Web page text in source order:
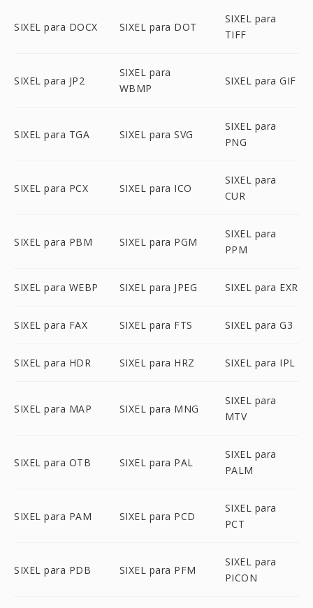
SIXEL para DOCX SIXEL para DOT
SIXEL para
TIFF
SIXEL para JP2
SIXEL para
WBMP
SIXEL para GIF
SIXEL para TGA SIXEL para SVG
SIXEL para
PNG
SIXEL para PCX SIXEL para ICO
SIXEL para
CUR
SIXEL para PBM SIXEL para PGM
SIXEL para
PPM
SIXEL para WEBP SIXEL para JPEG SIXEL para EXR
SIXEL para FAX SIXEL para FTS SIXEL para G3
SIXEL para HDR SIXEL para HRZ SIXEL para IPL
SIXEL para MAP SIXEL para MNG
SIXEL para
MTV
SIXEL para OTB SIXEL para PAL
SIXEL para
PALM
SIXEL para PAM SIXEL para PCD
SIXEL para
PCT
SIXEL para PDB SIXEL para PFM
SIXEL para
PICON